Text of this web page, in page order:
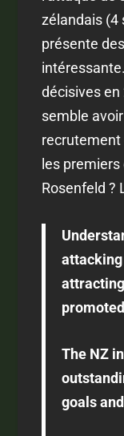
zélandais (4
présente
décisives
semble
recrutement
les
Rosenfeld ?
The NZ
goals